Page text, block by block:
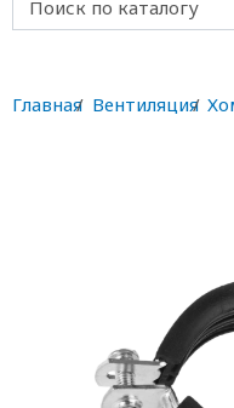
Главная Вентиляция